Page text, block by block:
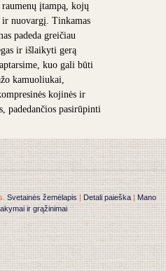
raumenų įtampą, kojų
ir nuovargį. Tinkamas
padeda greičiau
ir išlaikyti gerą
kuo gali būti
kamuoliukai,
kojinės ir
padedančios pasirūpinti
Svetainės žemėlapis|Detali paieška|Mano
ir grąžinimai